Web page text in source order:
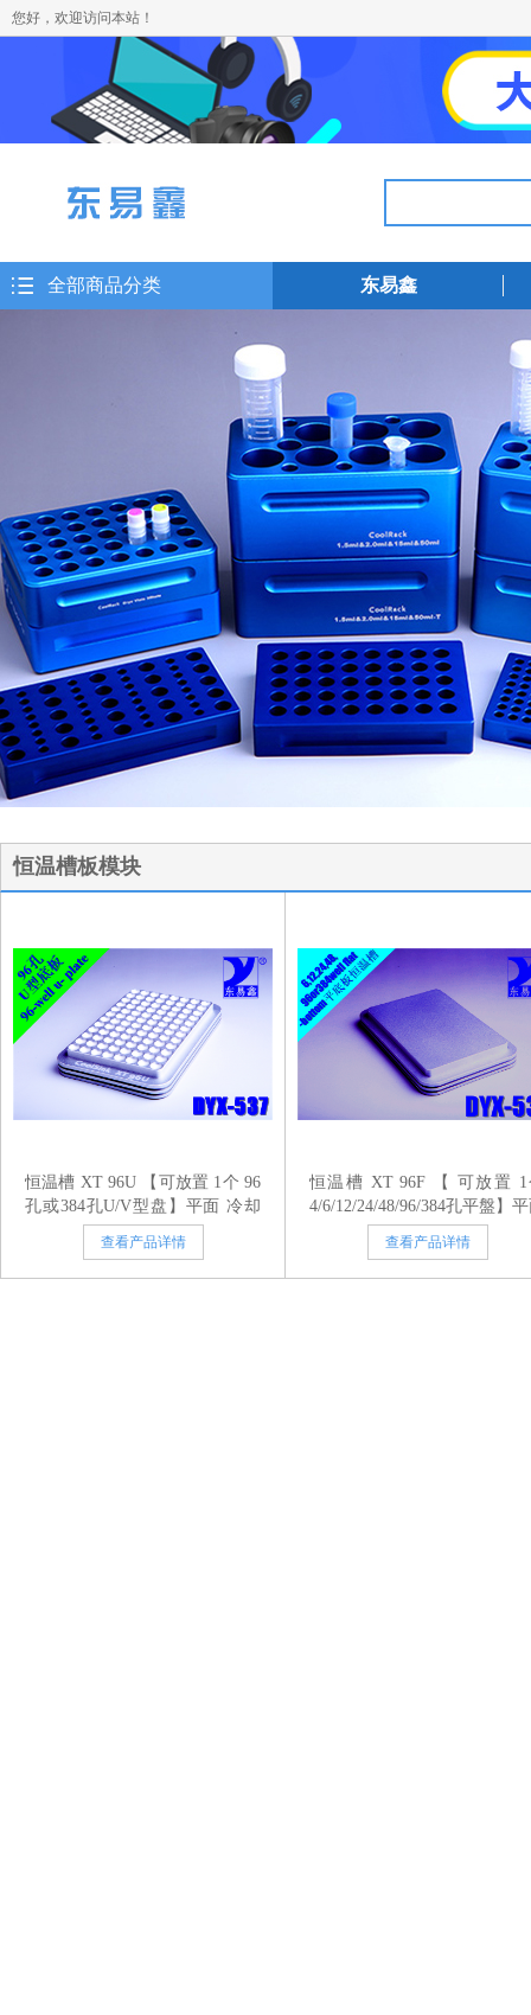
您好，欢迎访问本站！
全部商品分类 东易鑫
恒温槽板模块
恒温槽 XT 96U 【可放置 1个 96
孔或384孔U/V型盘】平面 冷却
板模块--恒温传导微孔板，组织
培养板和存储模块
查看产品详情
恒温槽 XT 96F 【 可放置 1
4/6/12/24/48/96/384孔平盤】
冷却板模块--恒温传导微孔
组织培养板和存储模块
查看产品详情